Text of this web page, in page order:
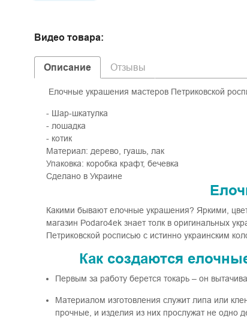
Видео товара:
Описание
Елочные украшения мастеров Петриковской
- Шар-шкатулка
- лошадка
- котик
Материал: дерево, гуашь, лак
Упаковка: коробка крафт, бечевка
Сделано в Украине
Какими бывают елочные украшения? Яркими,
магазин Podaro4ek знает толк в оригинальных
Петриковской росписью с истинно украинским
Как создаются
Первым за работу берется токарь – он
Материалом изготовления служит липа или
прочные, и изделия из них прослужат не одно
Отзывы